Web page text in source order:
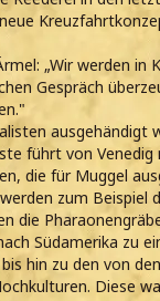
„Wir werden in
Gespräch
führt von
die für Muggel
zum Beispiel
die
Südamerika zu
hin zu den von
Diese